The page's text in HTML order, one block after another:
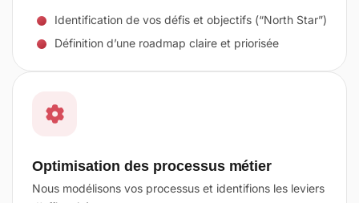
Identification de vos défis et objectifs (“North Star”)
Définition d’une roadmap claire et priorisée
Optimisation des processus métier
Nous modélisons vos processus et identifions les leviers